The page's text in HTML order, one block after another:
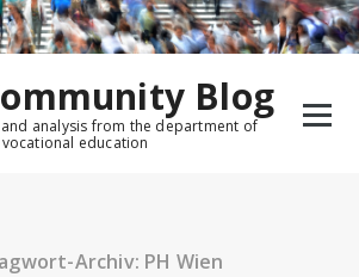
Blog
analysis from the department of
vocational education
Archiv: PH Wien